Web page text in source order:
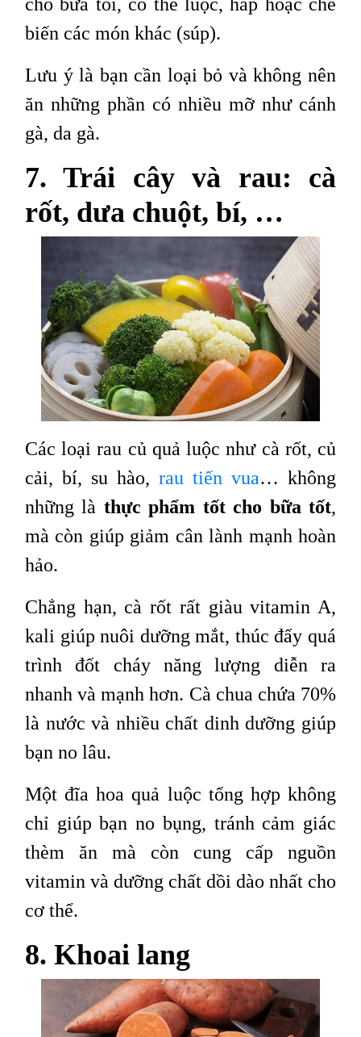
biến các món khác (súp).
Lưu ý là bạn cần loại bỏ và không nên
ăn những phần có nhiều mỡ như cánh
gà, da gà.
7. Trái cây và rau: cà
rốt, dưa chuột, bí, …
Các loại rau củ quả luộc như cà rốt, củ
cải, bí, su hào, rau tiến vua… không
những là thực phẩm tốt cho bữa tốt,
mà còn giúp giảm cân lành mạnh hoàn
hảo.
Chẳng hạn, cà rốt rất giàu vitamin A,
kali giúp nuôi dưỡng mắt, thúc đẩy quá
trình đốt cháy năng lượng diễn ra
nhanh và mạnh hơn. Cà chua chứa 70%
là nước và nhiều chất dinh dưỡng giúp
bạn no lâu.
Một đĩa hoa quả luộc tổng hợp không
chỉ giúp bạn no bụng, tránh cảm giác
thèm ăn mà còn cung cấp nguồn
vitamin và dưỡng chất dồi dào nhất cho
cơ thể.
8. Khoai lang